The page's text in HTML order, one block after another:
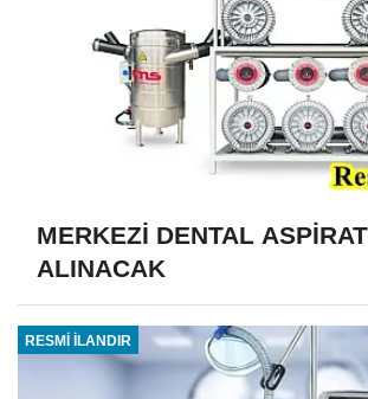
MERKEZİ DENTAL
ALINACAK
RESMİ İLANDIR